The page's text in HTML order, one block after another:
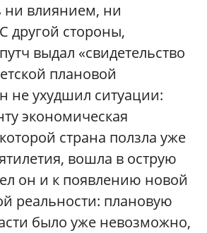
ни влиянием, ни
другой стороны,
выдал «свидетельство
плановой
не ухудшил ситуации:
экономическая
страна ползла уже
вошла в острую
он и к появлению новой
реальности: плановую
было уже невозможно,